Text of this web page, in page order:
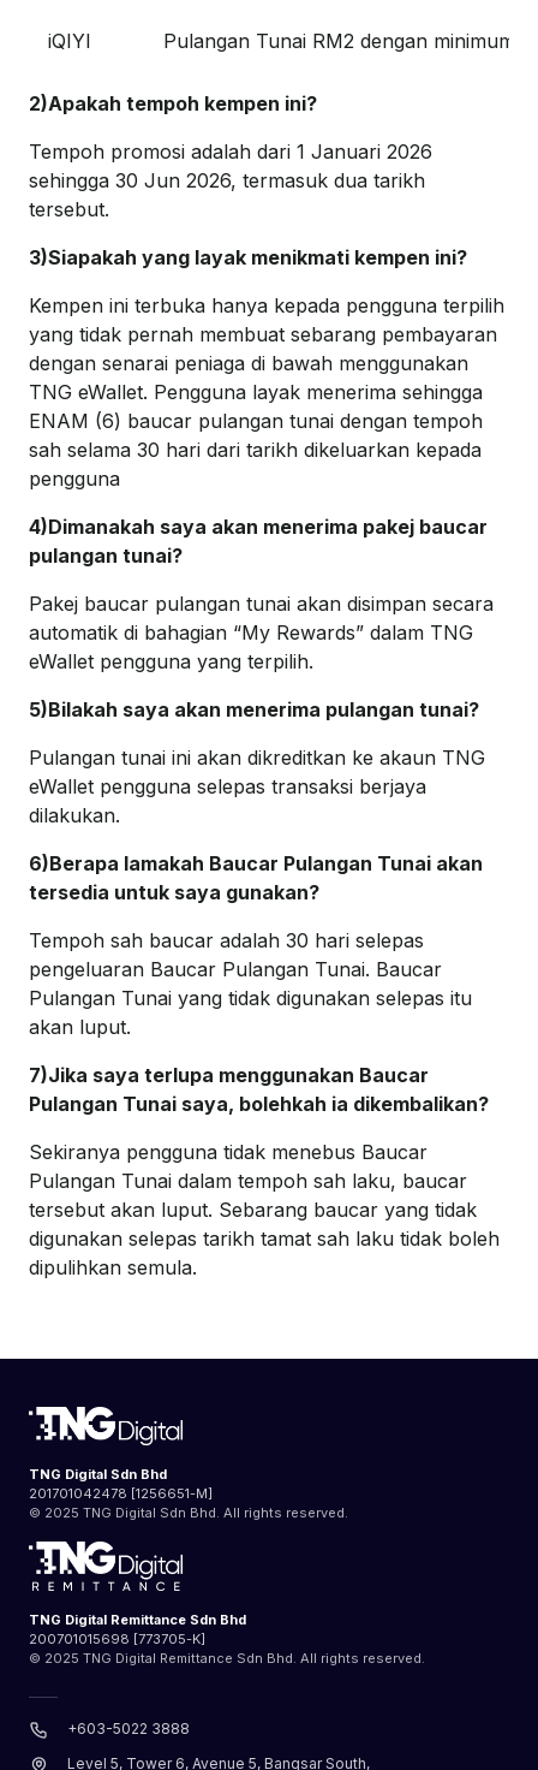
iQIYI Pulangan Tunai RM2 dengan minimum
2)Apakah tempoh kempen ini?
Tempoh promosi adalah dari 1 Januari 2026
sehingga 30 Jun 2026, termasuk dua tarikh
tersebut.
3)Siapakah yang layak menikmati kempen ini?
Kempen ini terbuka hanya kepada pengguna terpilih
yang tidak pernah membuat sebarang pembayaran
dengan senarai peniaga di bawah menggunakan
TNG eWallet. Pengguna layak menerima sehingga
ENAM (6) baucar pulangan tunai dengan tempoh
sah selama 30 hari dari tarikh dikeluarkan kepada
pengguna
4)Dimanakah saya akan menerima pakej baucar
pulangan tunai?
Pakej baucar pulangan tunai akan disimpan secara
automatik di bahagian “My Rewards” dalam TNG
eWallet pengguna yang terpilih.
5)Bilakah saya akan menerima pulangan tunai?
Pulangan tunai ini akan dikreditkan ke akaun TNG
eWallet pengguna selepas transaksi berjaya
dilakukan.
6)Berapa lamakah Baucar Pulangan Tunai akan
tersedia untuk saya gunakan?
Tempoh sah baucar adalah 30 hari selepas
pengeluaran Baucar Pulangan Tunai. Baucar
Pulangan Tunai yang tidak digunakan selepas itu
akan luput.
7)Jika saya terlupa menggunakan Baucar
Pulangan Tunai saya, bolehkah ia dikembalikan?
Sekiranya pengguna tidak menebus Baucar
Pulangan Tunai dalam tempoh sah laku, baucar
tersebut akan luput. Sebarang baucar yang tidak
digunakan selepas tarikh tamat sah laku tidak boleh
dipulihkan semula.
TNG Digital Sdn Bhd
201701042478 [1256651-M]
© 2025 TNG Digital Sdn Bhd. All rights reserved.
TNG Digital Remittance Sdn Bhd
200701015698 [773705-K]
© 2025 TNG Digital Remittance Sdn Bhd. All rights reserved.
+603-5022 3888
Level 5, Tower 6, Avenue 5, Bangsar South,